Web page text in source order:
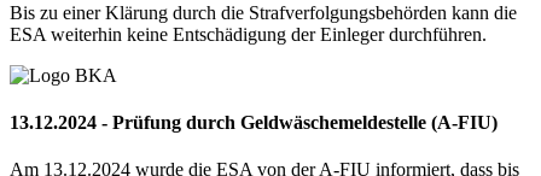
Bis zu einer Klärung durch die Strafverfolgungsbehörden kann die
ESA weiterhin keine Entschädigung der Einleger durchführen.
13.12.2024 - Prüfung durch Geldwäschemeldestelle (A-FIU)
Am 13.12.2024 wurde die ESA von der A-FIU informiert, dass bis